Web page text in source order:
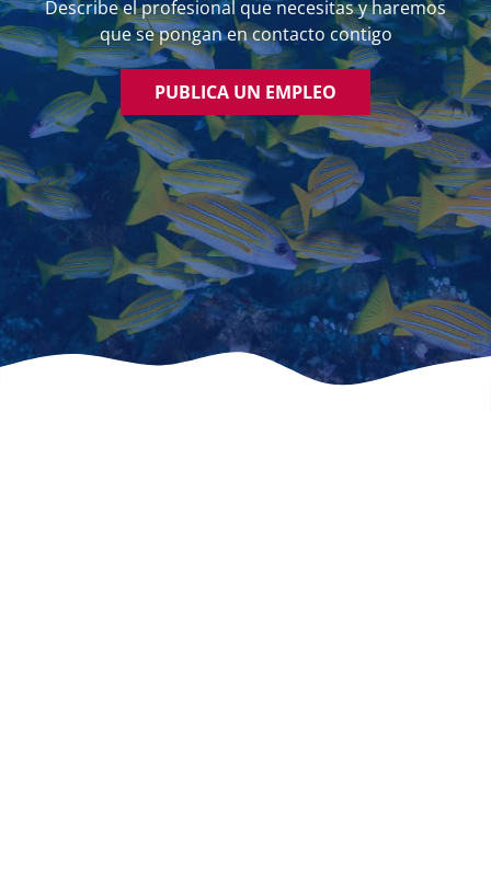
Describe el profesional que necesitas y haremos
que se pongan en contacto contigo
PUBLICA UN EMPLEO